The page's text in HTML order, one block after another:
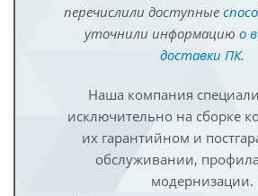
перечислили доступные
уточнили информацию о
доставки ПК.
Наша компания
исключительно на сборке
их гарантийном и
обслуживании,
модернизации.